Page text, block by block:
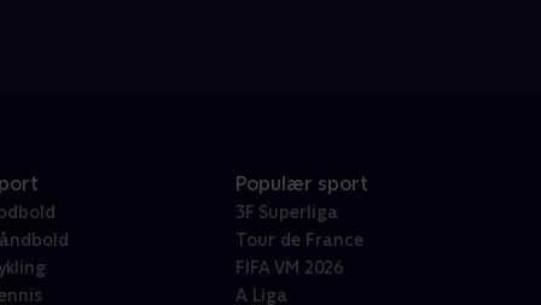
Populær sport
3F Superliga
Tour de France
FIFA VM 2026
A Liga